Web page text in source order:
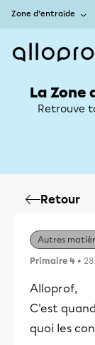
Zone d’entraide
La
Retrouve
Retour
Autres
Primaire 4 •
Alloprof,
C'est
quoi les